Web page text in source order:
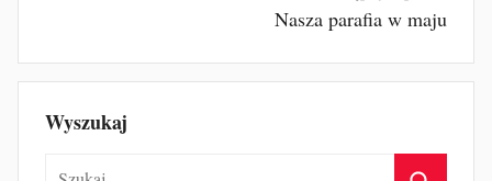
k
Nasza parafia w maju
Wyszukaj
Szukaj: